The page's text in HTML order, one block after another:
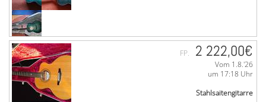
»BOHEMIAN ROZAWOOD BESTZUSTAND
Rozawood BOHEMIANTop erhaltenHörbeispiel auf Youtube
unbedingt ansehen / anhören email: 1b1b1b@online.deDie
blau gebeizte Kombination aus Fichte und ...mehr
FP. 2 222,00€
Vom 1.8.'26
um 17:18 Uhr
Stahlsaitengitarre